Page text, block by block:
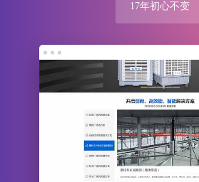
17年初心不变